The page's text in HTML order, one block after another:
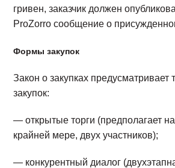
гривен, заказчик должен
ProZorro сообщение о
Формы закупок
Закон о закупках
закупок:
— открытые торги (предполагает
крайней мере, двух участников);
— конкурентный диалог